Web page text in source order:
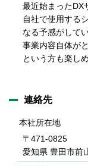
最近始まったDX
自社で使用する
なる予感がしてい
事業内容自体が
という方も楽し
連絡先
本社所在地
〒471-0825
愛知県 豊田市前